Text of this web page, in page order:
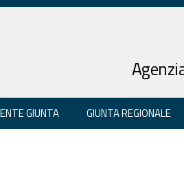
GIUNTA GIUNTA REGIONALE